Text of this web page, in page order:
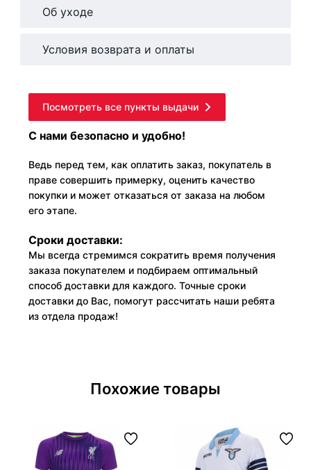
Об уходе
Условия возврата и оплаты
Посмотреть все пункты выдачи
С нами безопасно и удобно!
Ведь перед тем, как оплатить заказ, покупатель в
праве совершить примерку, оценить качество
покупки и может отказаться от заказа на любом
его этапе.
Сроки доставки:
Мы всегда стремимся сократить время получения
заказа покупателем и подбираем оптимальный
способ доставки для каждого. Точные сроки
доставки до Вас, помогут рассчитать наши ребята
из отдела продаж!
Похожие товары